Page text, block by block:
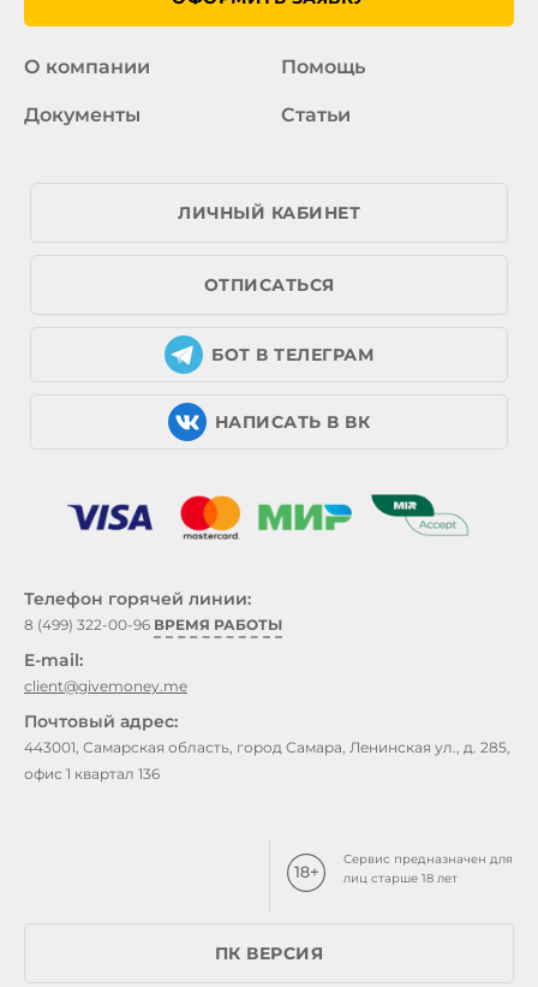
О компании Помощь
Документы Статьи
ЛИЧНЫЙ КАБИНЕТ
ОТПИСАТЬСЯ
БОТ В ТЕЛЕГРАМ
НАПИСАТЬ В ВК
Телефон горячей линии:
8 (499) 322-00-96 ВРЕМЯ РАБОТЫ
E-mail:
client@givemoney.me
Почтовый адрес:
443001, Самарская область, город Самара, Ленинская ул., д. 285,
офис 1 квартал 136
Сервис предназначен для
лиц старше 18 лет
ПК ВЕРСИЯ